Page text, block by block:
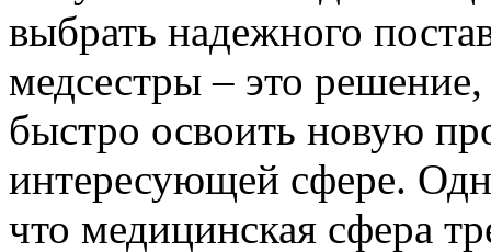
выбрать надежного
медсестры – это
быстро освоить новую
интересующей сфере.
что медицинская сфера